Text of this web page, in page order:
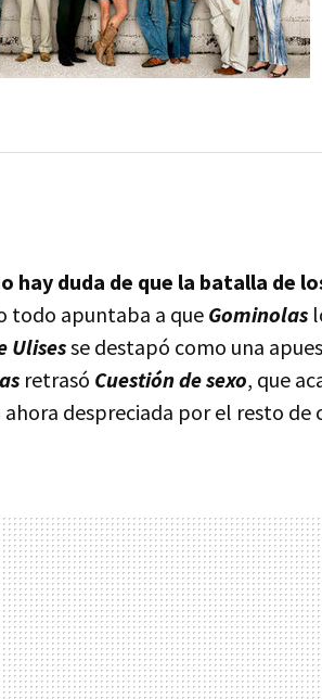
hay duda de que la batalla de
todo apuntaba a queGominolas
Ulisesse destapó como una
retrasó Cuestión de sexo, que
despreciada por el resto de